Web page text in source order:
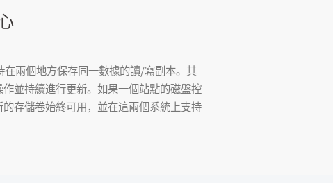
兩個地方保存同一數據的讀/寫副本。其
並持續進行更新。如果一個站點的磁盤控
存儲卷始終可用，並在這兩個系統上支持